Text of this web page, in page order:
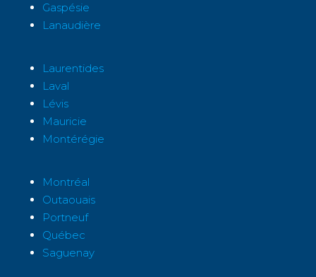
Gaspésie
Lanaudière
Laurentides
Laval
Lévis
Mauricie
Montérégie
Montréal
Outaouais
Portneuf
Québec
Saguenay